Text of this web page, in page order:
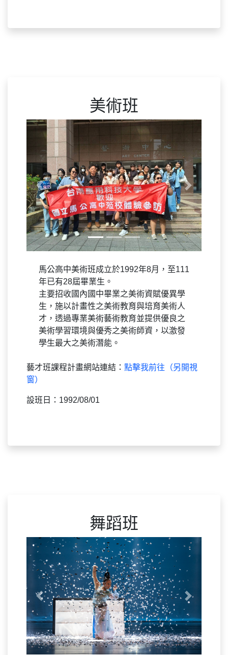
美術班
Previous Next
馬公高中美術班成立於1992年8月，至111
年已有28屆畢業生。
主要招收國內國中畢業之美術資賦優異學
生，施以計畫性之美術教育與培育美術人
才，透過專業美術藝術教育並提供優良之
美術學習環境與優秀之美術師資，以激發
學生最大之美術潛能。
藝才班課程計畫網站連結： 點擊我前往（另開視
窗）
設班日：1992/08/01
舞蹈班
Previous Next